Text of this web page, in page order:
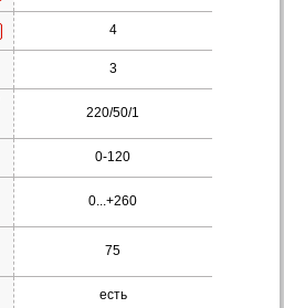
4
3
220/50/1
0-120
0...+260
75
есть